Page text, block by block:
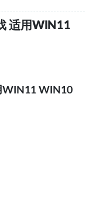
适用WIN11
WIN11 WIN10